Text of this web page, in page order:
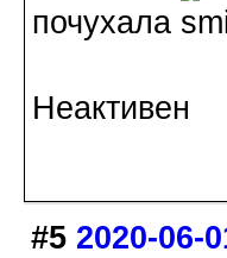
почухала
Неактивен
#5 2020-06-